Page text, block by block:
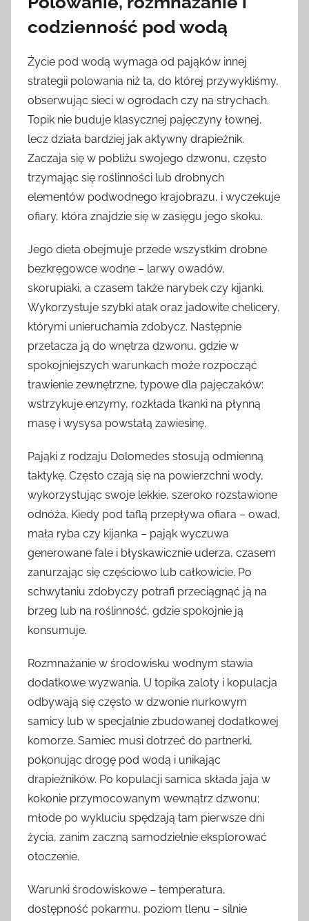
codzienność pod wodą
Życie pod wodą wymaga od pająków innej
strategii polowania niż ta, do której przywykliśmy,
obserwując sieci w ogrodach czy na strychach.
Topik nie buduje klasycznej pajęczyny łownej,
lecz działa bardziej jak aktywny drapieżnik.
Zaczaja się w pobliżu swojego dzwonu, często
trzymając się roślinności lub drobnych
elementów podwodnego krajobrazu, i wyczekuje
ofiary, która znajdzie się w zasięgu jego skoku.
Jego dieta obejmuje przede wszystkim drobne
bezkręgowce wodne – larwy owadów,
skorupiaki, a czasem także narybek czy kijanki.
Wykorzystuje szybki atak oraz jadowite chelicery,
którymi unieruchamia zdobycz. Następnie
przetacza ją do wnętrza dzwonu, gdzie w
spokojniejszych warunkach może rozpocząć
trawienie zewnętrzne, typowe dla pajęczaków:
wstrzykuje enzymy, rozkłada tkanki na płynną
masę i wysysa powstałą zawiesinę.
Pająki z rodzaju Dolomedes stosują odmienną
taktykę. Często czają się na powierzchni wody,
wykorzystując swoje lekkie, szeroko rozstawione
odnóża. Kiedy pod taflą przepływa ofiara – owad,
mała ryba czy kijanka – pająk wyczuwa
generowane fale i błyskawicznie uderza, czasem
zanurzając się częściowo lub całkowicie. Po
schwytaniu zdobyczy potrafi przeciągnąć ją na
brzeg lub na roślinność, gdzie spokojnie ją
konsumuje.
Rozmnażanie w środowisku wodnym stawia
dodatkowe wyzwania. U topika zaloty i kopulacja
odbywają się często w dzwonie nurkowym
samicy lub w specjalnie zbudowanej dodatkowej
komorze. Samiec musi dotrzeć do partnerki,
pokonując drogę pod wodą i unikając
drapieżników. Po kopulacji samica składa jaja w
kokonie przymocowanym wewnątrz dzwonu;
młode po wykluciu spędzają tam pierwsze dni
życia, zanim zaczną samodzielnie eksplorować
otoczenie.
Warunki środowiskowe – temperatura,
dostępność pokarmu, poziom tlenu – silnie